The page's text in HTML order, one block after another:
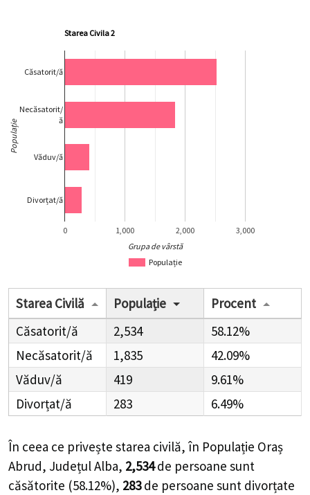
Starea Civila 2
Populație
0 1,000 2,000 3,000
Căsatorit/ă
Necăsatorit/
ă
Văduv/ă
Divorțat/ă
Grupa de vârstă
Populație
Starea Civilă Populație
Procent
Căsatorit/ă
2,534
58.12%
Necăsatorit/ă
1,835
42.09%
Văduv/ă
419
9.61%
Divorțat/ă
283 6.49%
În ceea ce privește starea civilă, în Populație Oraș
Abrud, Județul Alba, 2,534 de persoane sunt
căsătorite (58.12%), 283 de persoane sunt divorțate